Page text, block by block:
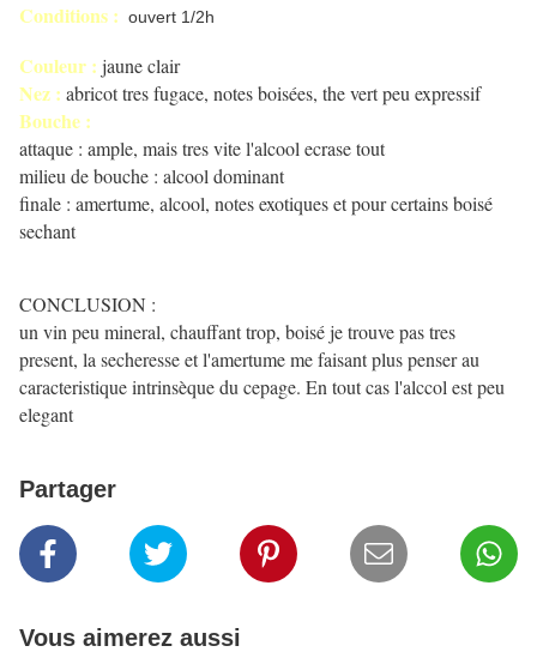
Conditions : ouvert 1/2h
Couleur : jaune clair
Nez : abricot tres fugace, notes boisées, the vert peu expressif
Bouche :
attaque : ample, mais tres vite l'alcool ecrase tout
milieu de bouche : alcool dominant
finale : amertume, alcool, notes exotiques et pour certains boisé
sechant
CONCLUSION :
un vin peu mineral, chauffant trop, boisé je trouve pas tres
present, la secheresse et l'amertume me faisant plus penser au
caracteristique intrinsèque du cepage. En tout cas l'alccol est peu
elegant
Partager
Vous aimerez aussi